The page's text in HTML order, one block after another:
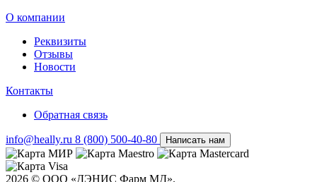
О компании
Реквизиты
Отзывы
Новости
Контакты
Обратная связь
info@heally.ru 8 (800) 500-40-80 Написать нам
2026 © ООО «ДЭНИС Фарм МД».